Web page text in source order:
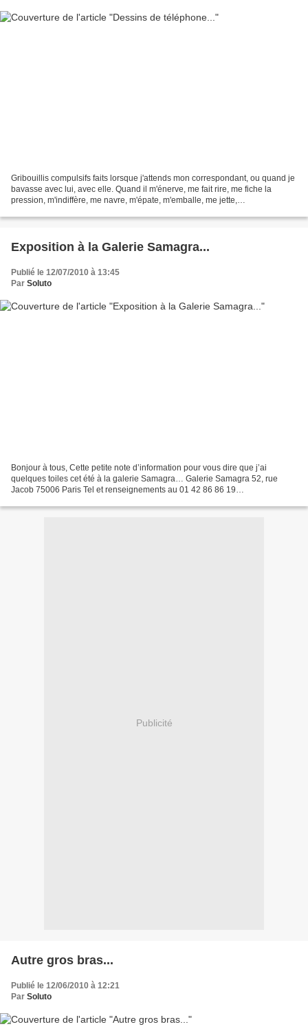
Gribouillis compulsifs faits lorsque j'attends mon correspondant, ou quand je
bavasse avec lui, avec elle. Quand il m'énerve, me fait rire, me fiche la
pression, m'indiffère, me navre, m'épate, m'emballe, me jette,
Exposition à la Galerie Samagra...
Publié le 12/07/2010 à 13:45
Par Soluto
Bonjour à tous, Cette petite note d’information pour vous dire que j’ai
quelques toiles cet été à la galerie Samagra… Galerie Samagra 52, rue
Jacob 75006 Paris Tel et renseignements au 01 42 86 86 19
Publicité
Autre gros bras...
Publié le 12/06/2010 à 12:21
Par Soluto